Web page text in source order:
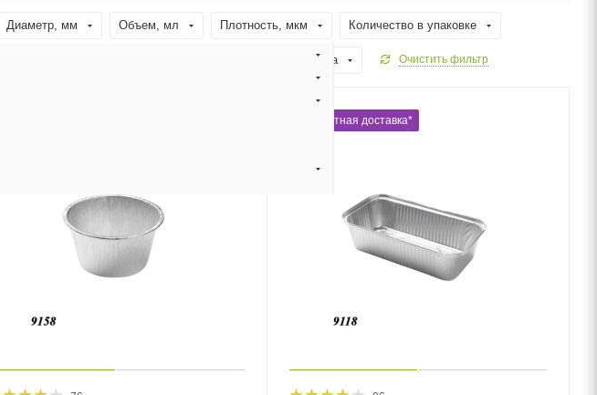
Диаметр, мм Объем, мл Плотность, мкм Количество в упаковке
Форма Очистить фильтр
Бесплатная доставка*